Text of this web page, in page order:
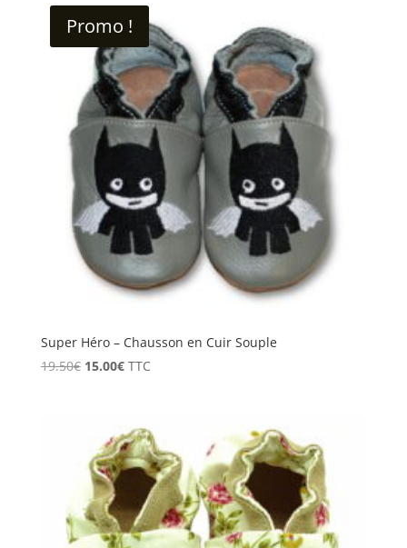
14.90€
20.90€
Promo !
Super Héro – Chausson en Cuir Souple
19.50€ Le
19.50€.
15.00€Le
est :
15.00€.
TTC